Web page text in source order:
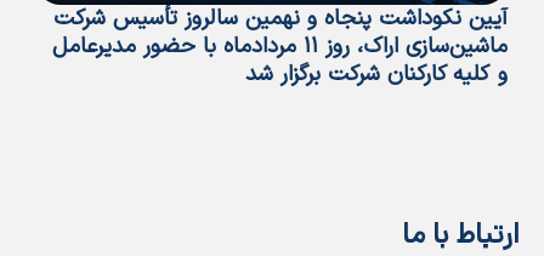
آیین نکوداشت پنجاه و نهمین سالروز تأسیس شرکت
ماشین‌سازی اراک، روز ۱۱ مردادماه با حضور مدیرعامل
و کلیه کارکنان شرکت برگزار شد
ارتباط با ما